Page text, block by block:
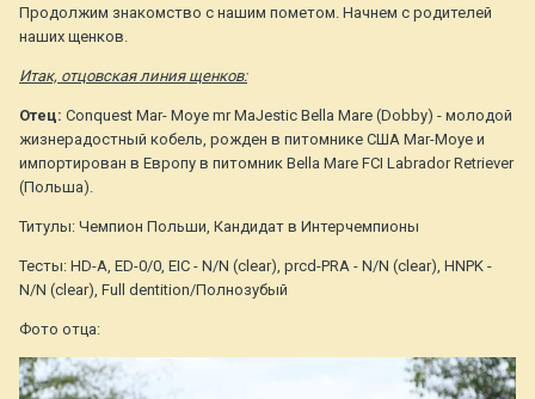
Продолжим знакомство с нашим пометом. Начнем с родителей
наших щенков.
Итак, отцовская линия щенков:
Отец: Conquest Mar- Moye mr MaJestic Bella Mare (Dobby) - молодой
жизнерадостный кобель, рожден в питомнике США Mar-Moye и
импортирован в Европу в питомник Bella Mare FCI Labrador Retriever
(Польша).
Титулы: Чемпион Польши, Кандидат в Интерчемпионы
Тесты: HD-A, ED-0/0, EIC - N/N (clear), prcd-PRA - N/N (clear), HNPK -
N/N (clear), Full dentition/Полнозубый
Фото отца: